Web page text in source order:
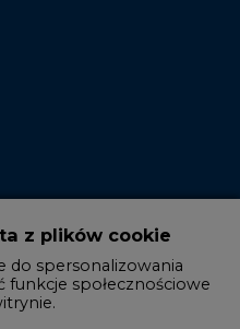
z plików cookie
do spersonalizowania
społecznościowe